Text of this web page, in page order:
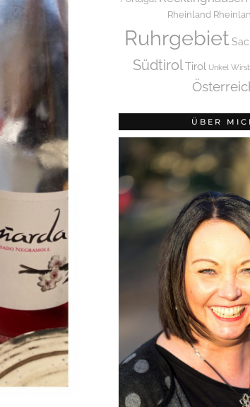
Rheinland
Ruhrgebiet
SüdtirolTirol Unkel
ÜBER